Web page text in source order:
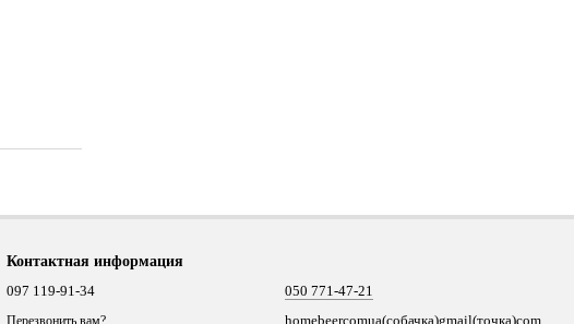
Контактная информация
097 119-91-34
Перезвонить вам?
050 771-47-21
homebeercomua(собачка)gmail(точка)com